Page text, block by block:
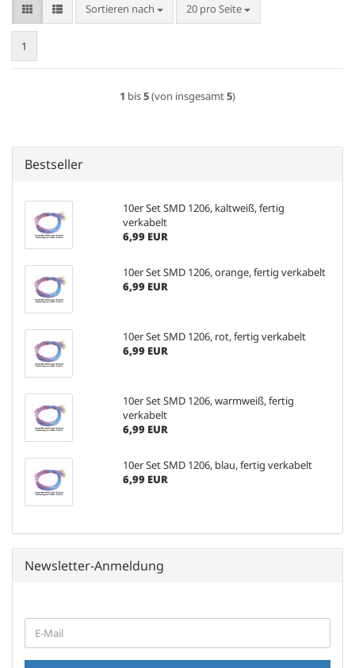
Sortieren nach
Sortieren nach 20 pro Seite
pro Seite
1
1 bis5(von insgesamt5)
Bestseller
10er Set SMD 1206, kaltweiß, fertig
verkabelt
6,99 EUR
10er Set SMD 1206, orange, fertig verkabelt
6,99 EUR
10er Set SMD 1206, rot, fertig verkabelt
6,99 EUR
10er Set SMD 1206, warmweiß, fertig
verkabelt
6,99 EUR
10er Set SMD 1206, blau, fertig verkabelt
6,99 EUR
Newsletter-Anmeldung
ZUR
NEWSLETTER-
E-
Mail